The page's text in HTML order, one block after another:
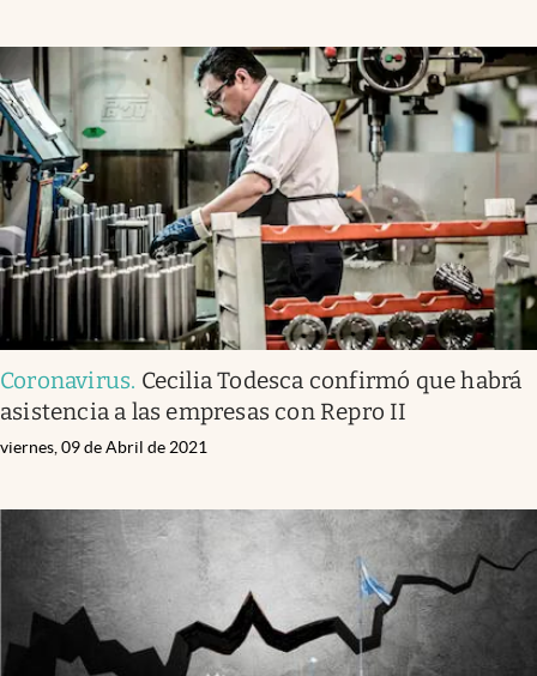
Coronavirus. Cecilia Todesca confirmó que habrá
asistencia a las empresas con Repro II
viernes, 09 de Abril de 2021